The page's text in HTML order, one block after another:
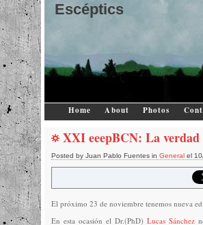
Escéptics
Home About Photos
XXI eeepBCN: La verdad
Posted by Juan Pablo Fuentes in General el
El próximo 23 de noviembre tenemos nueva
En esta ocasión el Dr.(PhD) Lucas Sánchez